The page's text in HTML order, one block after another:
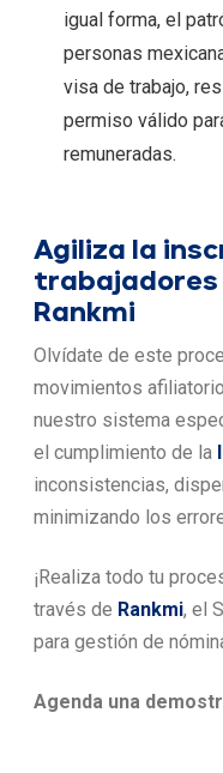
igual forma, el
personas
visa de trabajo,
permiso válido
remuneradas.
Agiliza la
trabajadores
Rankmi
Olvídate de este
movimientos
nuestro sistema
el cumplimiento de la
inconsistencias,
minimizando los
¡Realiza todo tu
través de Rankmi, el
para gestión de
Agenda una